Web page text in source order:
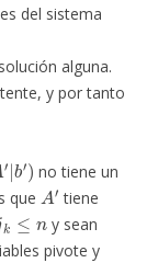
del sistema
alguna.
y por tanto
′|b′
no tiene un
que
A′
tiene
y sean
pivote y